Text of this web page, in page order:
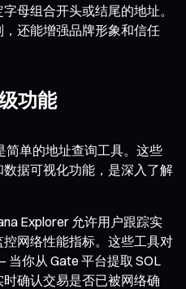
母组合开头或结尾的地址。
还能增强品牌形象和信任
功能
简单的地址查询工具。这些
据可视化功能，是深入了解
Explorer 允许用户跟踪实
网络性能指标。这些工具对
你从 Gate 平台提取 SOL
确认交易是否已被网络确